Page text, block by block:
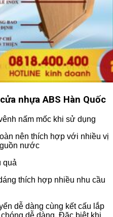
nhựa ABS Hàn Quốc
nấm mốc khi sử dụng
nên thích hợp với nhiều vị
nước
quả
thích hợp nhiều nhu cầu
dễ dàng cùng kết cấu lắp
dễ dàng. Đặc biệt khi